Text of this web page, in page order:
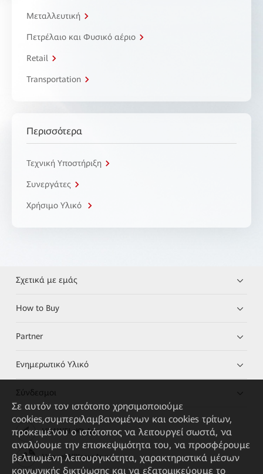
Μεταλλευτική
Πετρέλαιο και Φυσικό αέριο
Retail
Transportation
Περισσότερα
Τεχνική Υποστήριξη
Συνεργάτες
Χρήσιμο Υλικό
Σχετικά με εμάς
How to Buy
Partner
Ενημερωτικό Υλικό
Σύνδεσμοι
HUAWEI eKit App
Huawei HiKnow App
Σε αυτόν τον ιστότοπο χρησιμοποιούμε
cookies,συμπεριλαμβανομένων και cookies τρίτων,
προκειμένου ο ιστότοπος να λειτουργεί σωστά, να
αναλύουμε την επισκεψιμότητα του, να προσφέρουμε
βελτιωμένη λειτουργικότητα, χαρακτηριστικά μέσων
κοινωνικής δικτύωσης και να εξατομικεύουμε το